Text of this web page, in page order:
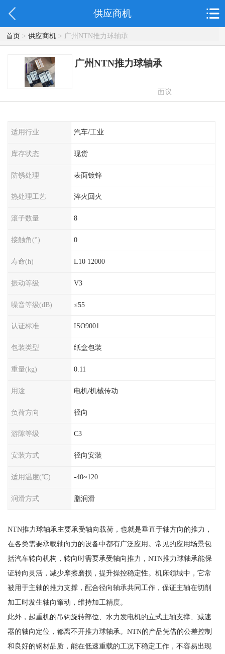
供应商机
首页> 供应商机> 广州NTN推力球轴承
广州NTN推力球轴承
面议
适用行业 汽车/工业
库存状态 现货
防锈处理 表面镀锌
热处理工艺 淬火回火
滚子数量 8
接触角(°) 0
寿命(h) L10 12000
振动等级 V3
噪音等级(dB) ≤55
认证标准 ISO9001
包装类型 纸盒包装
重量(kg) 0.11
用途 电机/机械传动
负荷方向 径向
游隙等级 C3
安装方式 径向安装
适用温度(℃) -40~120
润滑方式 脂润滑
NTN推力球轴承主要承受轴向载荷，也就是垂直于轴方向的推力，
在各类需要承载轴向力的设备中都有广泛应用。常见的应用场景包
括汽车转向机构，转向时需要承受轴向推力，NTN推力球轴承能保
证转向灵活，减少摩擦磨损，提升操控稳定性。机床领域中，它常
被用于主轴的推力支撑，配合径向轴承共同工作，保证主轴在切削
加工时发生轴向窜动，维持加工精度。
此外，起重机的吊钩旋转部位、水力发电机的立式主轴支撑、减速
器的轴向定位，都离不开推力球轴承。NTN的产品凭借的公差控制
和良好的钢材品质，能在低速重载的工况下稳定工作，不容易出现